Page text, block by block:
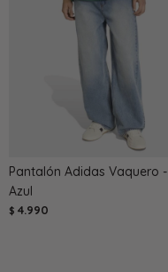
Pantalón Adidas Vaquero -
Azul
$ 4.990